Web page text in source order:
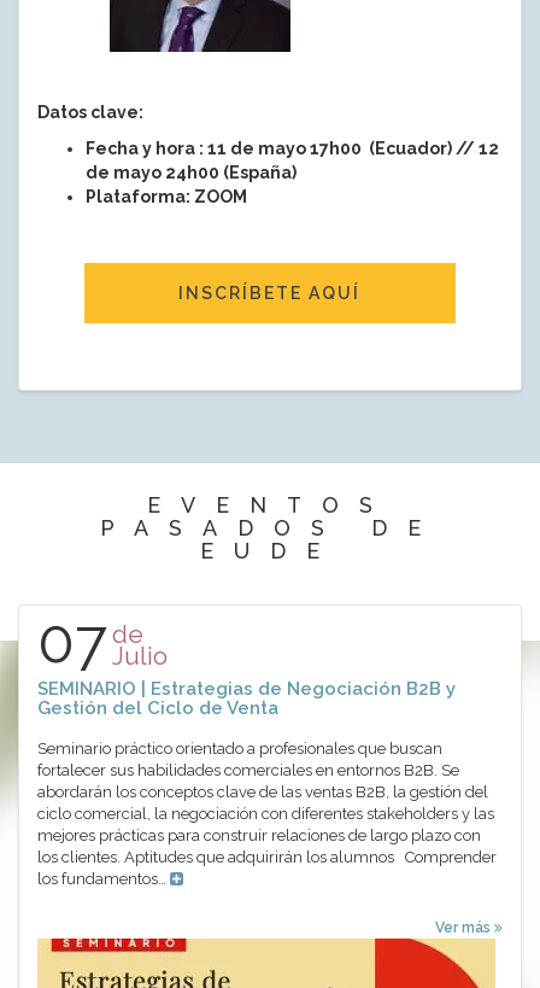
Datos clave:
Fecha y hora : 11 de mayo 17h00 (Ecuador) // 12
de mayo 24h00 (España)
Plataforma: ZOOM
INSCRÍBETE AQUÍ
EVENTOS
PASADOS DE
EUDE
07de
Julio
SEMINARIO | Estrategias de Negociación B2B y
Gestión del Ciclo de Venta
Seminario práctico orientado a profesionales que buscan
fortalecer sus habilidades comerciales en entornos B2B. Se
abordarán los conceptos clave de las ventas B2B, la gestión del
ciclo comercial, la negociación con diferentes stakeholders y las
mejores prácticas para construir relaciones de largo plazo con
los clientes. Aptitudes que adquirirán los alumnos Comprender
los fundamentos…
Ver más